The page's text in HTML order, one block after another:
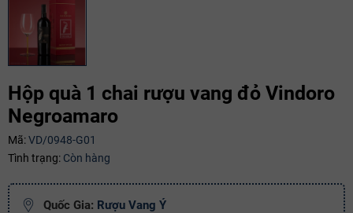
Hộp quà 1 chai rượu vang đỏ Vindoro
Negroamaro
Mã:VD/0948-G01
Tình trạng: Còn hàng
Quốc Gia: Rượu Vang Ý
Mã giảm giá:
Ngày hết hạn:
Điều kiện: